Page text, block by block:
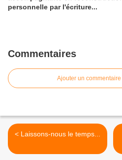
personnelle par l'écriture...
Commentaires
Ajouter un commentaire
< Laissons-nous le temps...